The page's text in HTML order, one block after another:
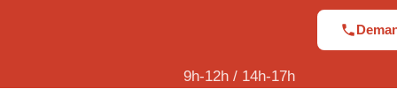
9h-12h / 14h-17h